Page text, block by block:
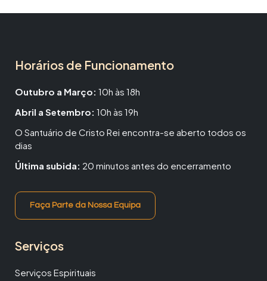
Horários de Funcionamento
Outubro a Março: 10h às 18h
Abril a Setembro: 10h às 19h
O Santuário de Cristo Rei encontra-se aberto todos os
dias
Última subida: 20 minutos antes do encerramento
Faça Parte da Nossa Equipa
Serviços
Serviços Espirituais